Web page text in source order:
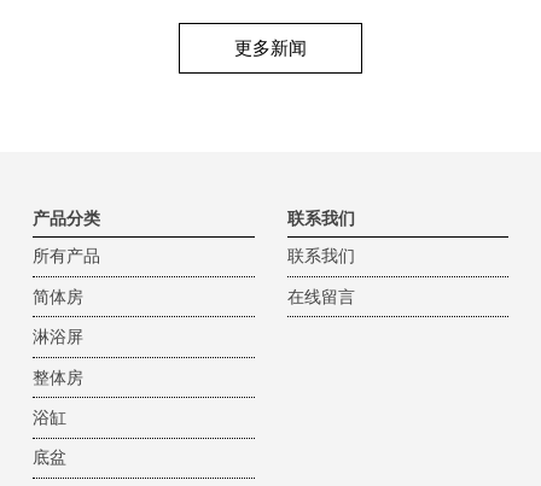
更多新闻
产品分类
所有产品
简体房
淋浴屏
整体房
浴缸
底盆
联系我们
联系我们
在线留言